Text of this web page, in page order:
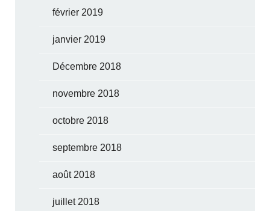
février 2019
janvier 2019
Décembre 2018
novembre 2018
octobre 2018
septembre 2018
août 2018
juillet 2018